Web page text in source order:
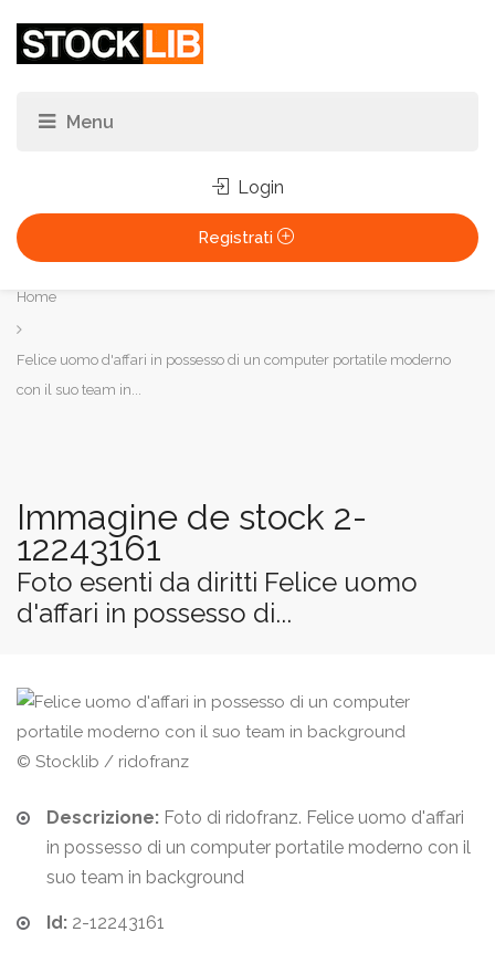
Login
Registrati
Tu
sei
qui:
Home
Felice uomo d'affari in possesso di un computer portatile moderno
con il suo team in...
Immagine de stock 2-
12243161
Foto esenti da diritti Felice uomo
d'affari in possesso di...
© Stocklib / ridofranz
Descrizione: Foto di ridofranz. Felice uomo d'affari
in possesso di un computer portatile moderno con il
suo team in background
Id: 2-12243161